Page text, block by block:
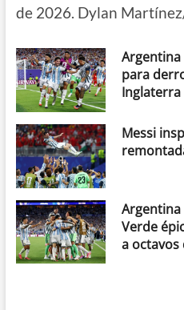
de 2026. Dylan
para
Inglaterra
Messi
Verde
a octavos